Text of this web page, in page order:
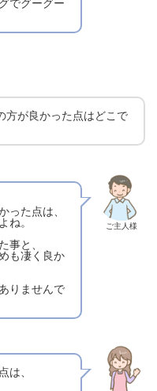
でグーグー
方が良かった点はどこで
った点は、
ね。
事と、
も凄く良か
りませんで
ご主人様
は、